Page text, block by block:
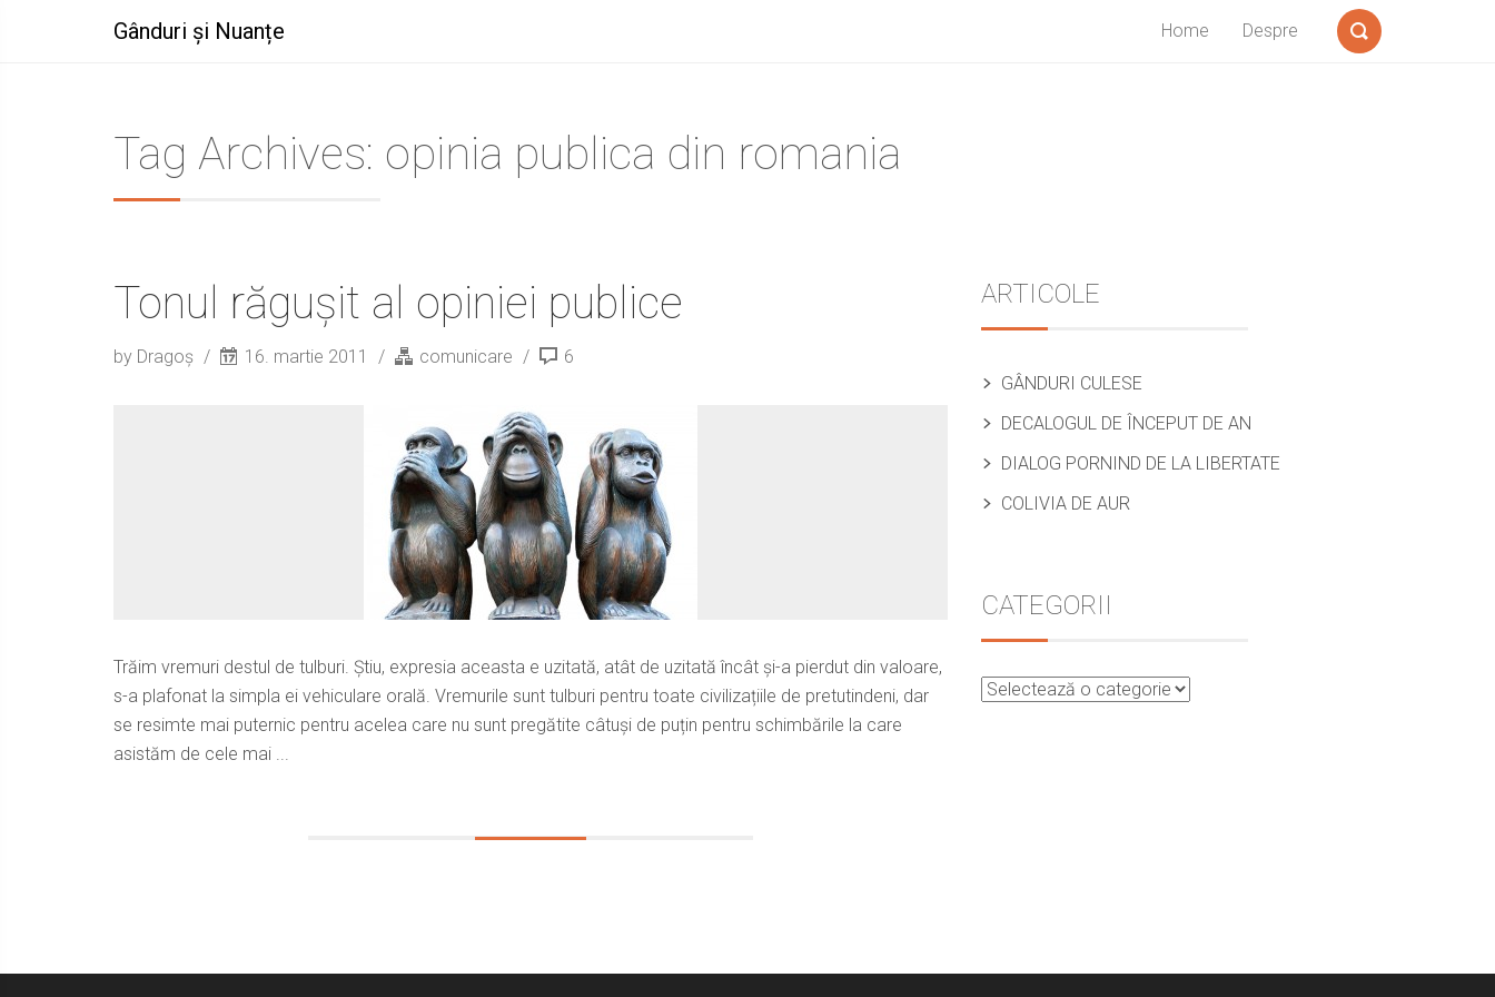
Gânduri și Nuanțe Home Despre
Tag Archives: opinia publica din romania
Tonul răgușit al opiniei publice
by Dragoș 16. martie 2011 comunicare 6
Trăim vremuri destul de tulburi. Știu, expresia aceasta e uzitată, atât de uzitată încât și-a pierdut din valoare,
s-a plafonat la simpla ei vehiculare orală. Vremurile sunt tulburi pentru toate civilizațiile de pretutindeni, dar
se resimte mai puternic pentru acelea care nu sunt pregătite câtuși de puțin pentru schimbările la care
asistăm de cele mai ...
Sidebar
ARTICOLE
GÂNDURI CULESE
DECALOGUL DE ÎNCEPUT DE AN
DIALOG PORNIND DE LA LIBERTATE
COLIVIA DE AUR
CATEGORII